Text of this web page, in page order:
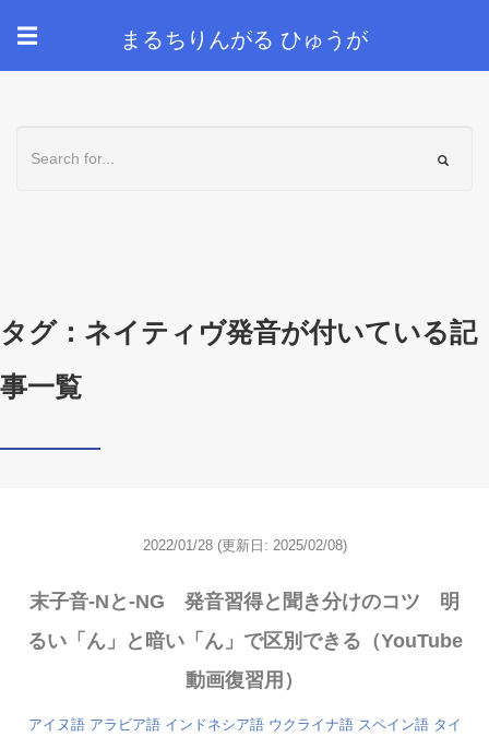
☰ まるちりんがる ひゅうが
タグ：ネイティヴ発音が付いている記
事一覧
2022/01/28 (更新日: 2025/02/08)
末子音-Nと-NG 発音習得と聞き分けのコツ 明
るい「ん」と暗い「ん」で区別できる（YouTube
動画復習用）
アイヌ語 アラビア語 インドネシア語 ウクライナ語 スペイン語 タイ